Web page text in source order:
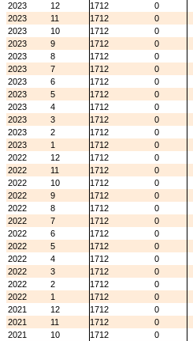
2023
12 1712
0
2023
11 1712
0
2023
10 1712
0
2023
9 1712
0
2023
8 1712
0
2023
7 1712
0
2023
6 1712
0
2023
5 1712
0
2023
4 1712
0
2023
3 1712
0
2023
2 1712
0
2023
1 1712
0
2022
12 1712
0
2022
11 1712
0
2022
10 1712
0
2022
9 1712
0
2022
8 1712
0
2022
7 1712
0
2022
6 1712
0
2022
5 1712
0
2022
4 1712
0
2022
3 1712
0
2022
2 1712
0
2022
1 1712
0
2021
12 1712
0
2021
11 1712
0
2021
10 1712
0